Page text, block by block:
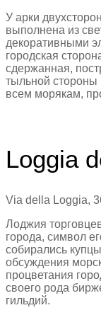
У арки
выполнена из
декоративными
городская
сдержанная,
тыльной стороны
всем морякам,
Loggia
Via della Loggia,
Лоджия
города, символ
собирались
обсуждения
процветания
своего рода
гильдий.